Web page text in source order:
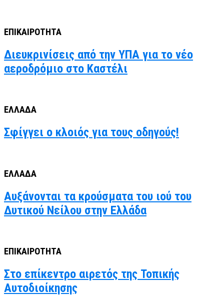
ΕΠΙΚΑΙΡΟΤΗΤΑ
Διευκρινίσεις από την ΥΠΑ για το νέο
αεροδρόμιο στο Καστέλι
ΕΛΛΑΔΑ
Σφίγγει ο κλοιός για τους οδηγούς!
ΕΛΛΑΔΑ
Αυξάνονται τα κρούσματα του ιού του
Δυτικού Νείλου στην Ελλάδα
ΕΠΙΚΑΙΡΟΤΗΤΑ
Στο επίκεντρο αιρετός της Τοπικής
Αυτοδιοίκησης